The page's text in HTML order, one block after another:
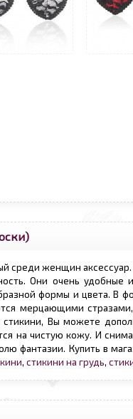
среди женщин
Они очень удобные
формы и цвета. В
мерцающими
Вы можете
на чистую кожу. И
фантазии. Купить в
, стикини на грудь,